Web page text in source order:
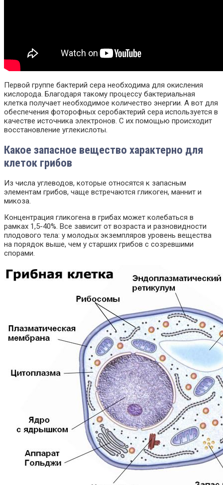
Первой группе бактерий сера необходима для окисления
кислорода. Благодаря такому процессу бактериальная
клетка получает необходимое количество энергии. А вот для
обеспечения фоторофных серобактерий сера используется в
качестве источника электронов. С их помощью происходит
восстановление углекислоты.
Какое запасное вещество характерно для
клеток грибов
Из числа углеводов, которые относятся к запасным
элементам грибов, чаще встречаются гликоген, маннит и
микоза.
Концентрация гликогена в грибах может колебаться в
рамках 1,5-40%. Все зависит от возраста и разновидности
плодового тела: у молодых экземпляров уровень вещества
на порядок выше, чем у старших грибов с созревшими
спорами.